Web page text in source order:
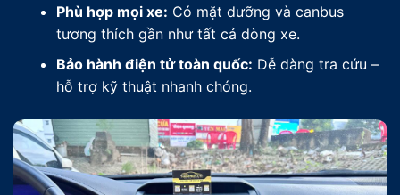
Phù hợp mọi xe: Có mặt dưỡng và canbus
tương thích gần như tất cả dòng xe.
Bảo hành điện tử toàn quốc: Dễ dàng tra cứu –
hỗ trợ kỹ thuật nhanh chóng.